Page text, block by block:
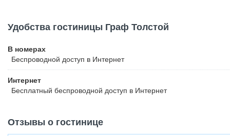
Удобства гостиницы Граф Толстой
В номерах
Беспроводной доступ в Интернет
Интернет
Бесплатный беспроводной доступ в Интернет
Отзывы о гостинице